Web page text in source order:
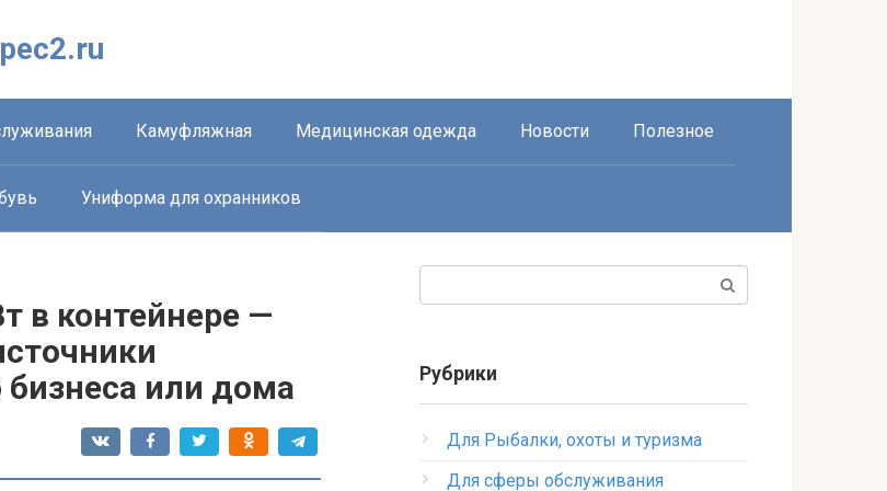
Камуфляжная Медицинская одежда Новости Полезное
Униформа для охранников
в контейнере —
или дома
Рубрики
Для Рыбалки, охоты и туризма
Для сферы обслуживания